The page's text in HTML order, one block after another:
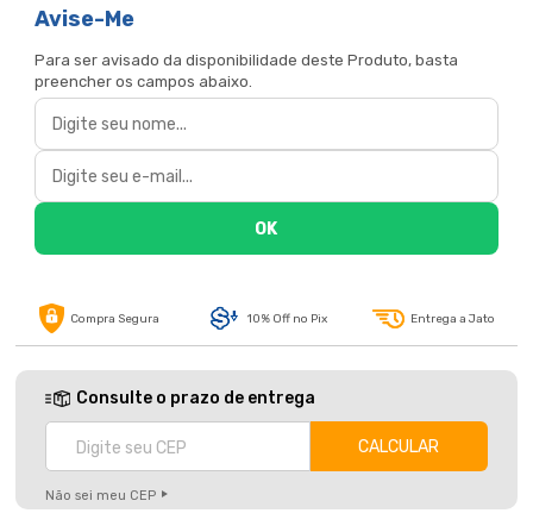
Avise-Me
Para ser avisado da disponibilidade deste Produto, basta
preencher os campos abaixo.
Compra Segura 10% Off no Pix Entrega a Jato
Consulte o prazo de entrega
Não sei meu CEP